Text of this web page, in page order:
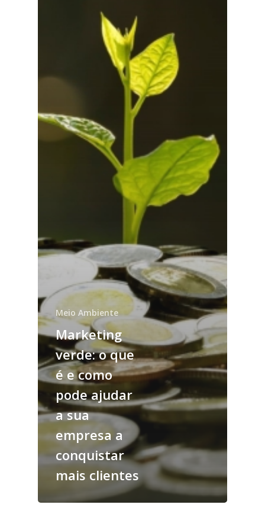
Meio Ambiente
Marketing
verde: o que
é e como
pode ajudar
a sua
empresa a
conquistar
mais clientes